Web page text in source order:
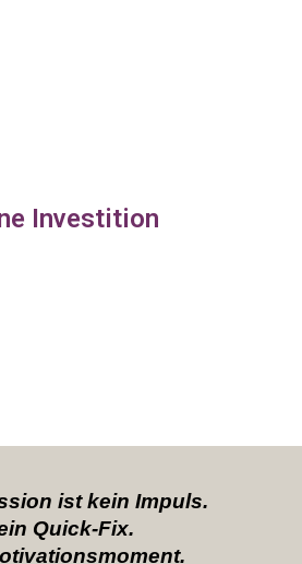
Investition
ist kein Impuls.
Quick-Fix.